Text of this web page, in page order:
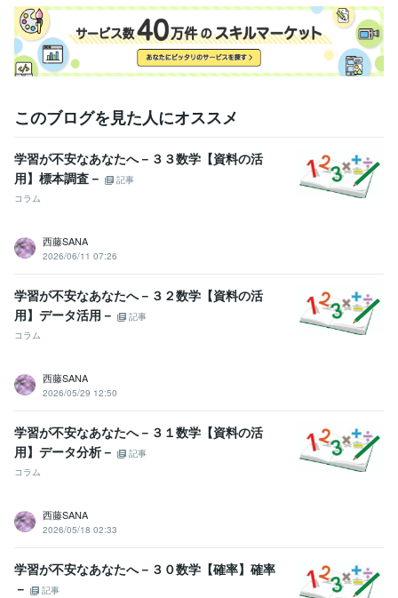
このブログを見た人にオススメ
学習が不安なあなたへ－３３数学【資料の活
用】標本調査－
記事
コラム
西藤SANA
2026/06/11 07:26
学習が不安なあなたへ－３２数学【資料の活
用】データ活用－
記事
コラム
西藤SANA
2026/05/29 12:50
学習が不安なあなたへ－３１数学【資料の活
用】データ分析－
記事
コラム
西藤SANA
2026/05/18 02:33
学習が不安なあなたへ－３０数学【確率】確率
－
記事